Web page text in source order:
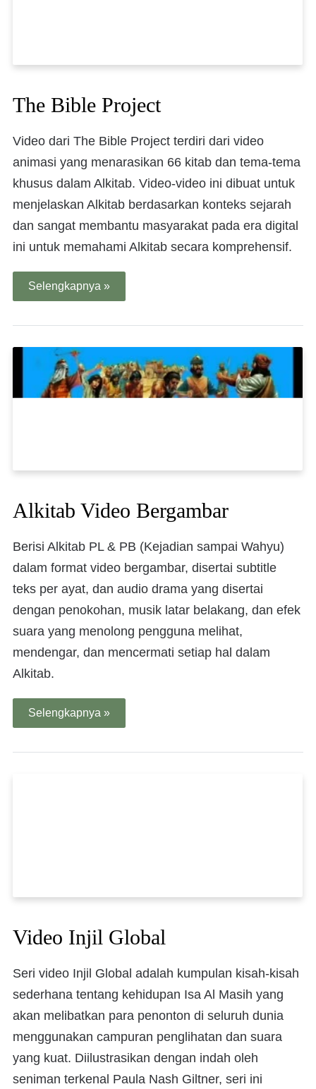
The Bible Project
Video dari The Bible Project terdiri dari video
animasi yang menarasikan 66 kitab dan tema-tema
khusus dalam Alkitab. Video-video ini dibuat untuk
menjelaskan Alkitab berdasarkan konteks sejarah
dan sangat membantu masyarakat pada era digital
ini untuk memahami Alkitab secara komprehensif.
Selengkapnya »
Alkitab Video Bergambar
Berisi Alkitab PL & PB (Kejadian sampai Wahyu)
dalam format video bergambar, disertai subtitle
teks per ayat, dan audio drama yang disertai
dengan penokohan, musik latar belakang, dan efek
suara yang menolong pengguna melihat,
mendengar, dan mencermati setiap hal dalam
Alkitab.
Selengkapnya »
Video Injil Global
Seri video Injil Global adalah kumpulan kisah-kisah
sederhana tentang kehidupan Isa Al Masih yang
akan melibatkan para penonton di seluruh dunia
menggunakan campuran penglihatan dan suara
yang kuat. Diilustrasikan dengan indah oleh
seniman terkenal Paula Nash Giltner, seri ini